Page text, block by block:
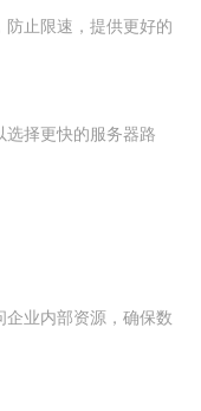
止限速，提供更好的
择更快的服务器路
企业内部资源，确保数